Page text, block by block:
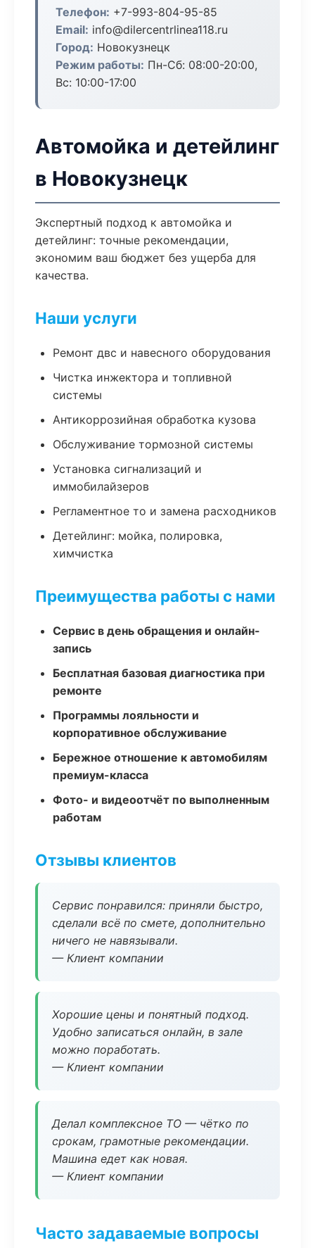
Телефон: +7-993-804-95-85
Email: info@dilercentrlinea118.ru
Город: Новокузнецк
Режим работы: Пн-Сб: 08:00-20:00,
Вс: 10:00-17:00
Автомойка и детейлинг
в Новокузнецк
Экспертный подход к автомойка и
детейлинг: точные рекомендации,
экономим ваш бюджет без ущерба для
качества.
Наши услуги
Ремонт двс и навесного оборудования
Чистка инжектора и топливной
системы
Антикоррозийная обработка кузова
Обслуживание тормозной системы
Установка сигнализаций и
иммобилайзеров
Регламентное то и замена расходников
Детейлинг: мойка, полировка,
химчистка
Преимущества работы с нами
Сервис в день обращения и онлайн-
запись
Бесплатная базовая диагностика при
ремонте
Программы лояльности и
корпоративное обслуживание
Бережное отношение к автомобилям
премиум-класса
Фото- и видеоотчёт по выполненным
работам
Отзывы клиентов
Сервис понравился: приняли быстро,
сделали всё по смете, дополнительно
ничего не навязывали.
— Клиент компании
Хорошие цены и понятный подход.
Удобно записаться онлайн, в зале
можно поработать.
— Клиент компании
Делал комплексное ТО — чётко по
срокам, грамотные рекомендации.
Машина едет как новая.
— Клиент компании
Часто задаваемые вопросы